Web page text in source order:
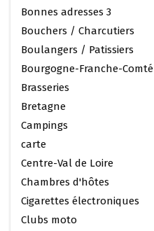
Bonnes adresses 3
Bouchers / Charcutiers
Boulangers / Patissiers
Bourgogne-Franche-Comté
Brasseries
Bretagne
Campings
carte
Centre-Val de Loire
Chambres d'hôtes
Cigarettes électroniques
Clubs moto